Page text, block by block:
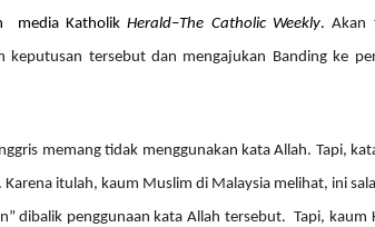
media KatholikHerald–The Catholic Weekly.Akan
keputusan tersebut dan mengajukan Banding ke
memang tidak menggunakan kata Allah. Tapi,
itulah, kaum Muslim di Malaysia melihat, ini
dibalik penggunaan kata Allah tersebut. Tapi, kaum